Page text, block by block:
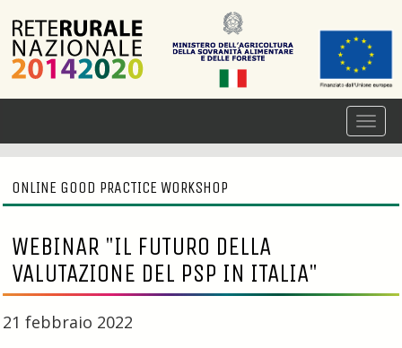
ONLINE GOOD PRACTICE WORKSHOP
WEBINAR "IL FUTURO DELLA
VALUTAZIONE DEL PSP IN ITALIA"
21 febbraio 2022